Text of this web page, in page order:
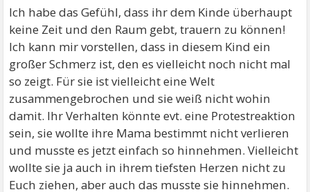
Ich habe das Gefühl, dass ihr dem Kinde überhaupt
keine Zeit und den Raum gebt, trauern zu können!
Ich kann mir vorstellen, dass in diesem Kind ein
großer Schmerz ist, den es vielleicht noch nicht mal
so zeigt. Für sie ist vielleicht eine Welt
zusammengebrochen und sie weiß nicht wohin
damit. Ihr Verhalten könnte evt. eine Protestreaktion
sein, sie wollte ihre Mama bestimmt nicht verlieren
und musste es jetzt einfach so hinnehmen. Vielleicht
wollte sie ja auch in ihrem tiefsten Herzen nicht zu
Euch ziehen, aber auch das musste sie hinnehmen.